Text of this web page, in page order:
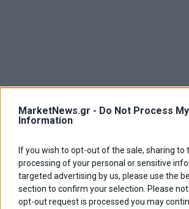
MarketNews.gr - Do Not Process
Information
If you wish to opt-out of the sale, sharing to
processing of your personal or sensitive
targeted advertising by us, please use the
section to confirm your selection. Please
opt-out request is processed you may